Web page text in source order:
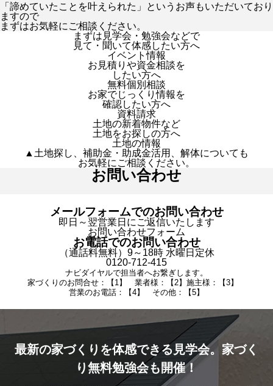
「諦めていたことを叶えられた」というお声もいただいており
ますので
まずはお気軽にご相談ください。
まずは見学会・勉強会などで
見て・聞いて体感したい方へ
イベント情報
お見積りや資金相談を
したい方へ
無料個別相談
お家でじっくり情報を
確認したい方へ
資料請求
土地の新着物件など
土地をお探しの方へ
土地の情報
▲土地探し、補助金・助成金活用、解体についても
お気軽にご相談ください。
お問い合わせ
メールフォームでのお問い合わせ
即日～翌営業日にご返信いたします
お問い合わせフォーム
お電話でのお問い合わせ
（通話料無料）9～18時 水曜日定休
0120-712-415
ナビダイヤルで担当者へお繋ぎします。
家づくりのお問合せ：【1】 業者様：【2】施主様：【3】
営業のお電話：【4】 その他：【5】
最新の家づくりを体感できる見学会。家づく
り無料勉強会も開催！